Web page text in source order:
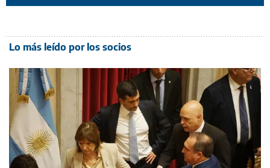
Lo más leído por los socios